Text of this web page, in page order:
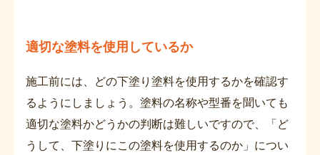
適切な塗料を使用しているか
施工前には、どの下塗り塗料を使用するかを確認す
るようにしましょう。塗料の名称や型番を聞いても
適切な塗料かどうかの判断は難しいですので、「ど
うして、下塗りにこの塗料を使用するのか」につい